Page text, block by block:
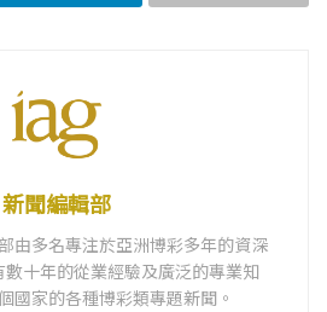
新聞編輯部
由多名專注於亞洲博彩多年的資深
十年的從業經驗及廣泛的專業知
國家的各種博彩類專題新聞。